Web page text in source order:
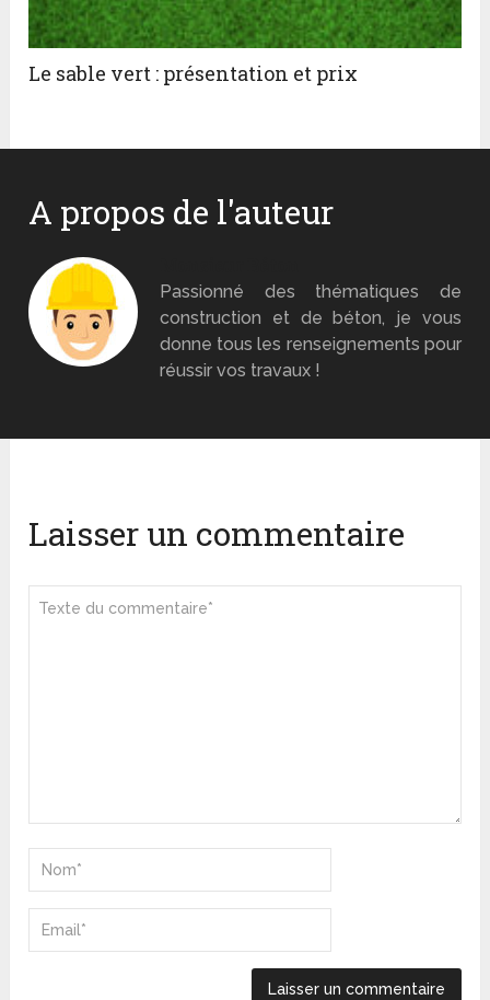
Le sable vert : présentation et prix
A propos de l'auteur
Passionné des thématiques de
construction et de béton, je vous
donne tous les renseignements pour
réussir vos travaux !
Laisser un commentaire